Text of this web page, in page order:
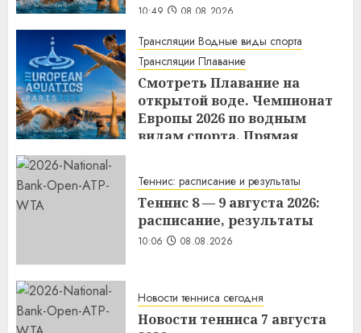
10:49 08.08.2026
Трансляции Водные виды спорта
Трансляции Плавание
Смотреть Плавание на
открытой воде. Чемпионат
Европы 2026 по водным
видам спорта. Прямая
10:46
Теннис: расписание и результаты
Теннис 8 — 9 августа 2026:
расписание, результаты
10:06 08.08.2026
Новости тенниса сегодня
Новости тенниса 7 августа